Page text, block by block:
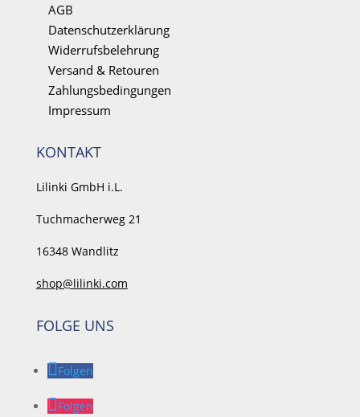
AGB
Datenschutzerklärung
Widerrufsbelehrung
Versand & Retouren
Zahlungsbedingungen
Impressum
KONTAKT
Lilinki GmbH i.L.
Tuchmacherweg 21
16348 Wandlitz
shop@lilinki.com
FOLGE UNS
Folgen
Folgen